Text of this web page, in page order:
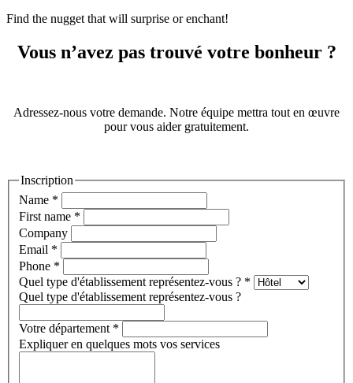
Find the nugget that will surprise or enchant!
Vous n’avez pas trouvé votre bonheur ?
Adressez-nous votre demande. Notre équipe mettra tout en œuvre
pour vous aider gratuitement.
Inscription
Name *
First name *
Company
Email *
Phone *
Quel type d'établissement représentez-vous ? *
Quel type d'établissement représentez-vous ?
Votre département *
Expliquer en quelques mots vos services